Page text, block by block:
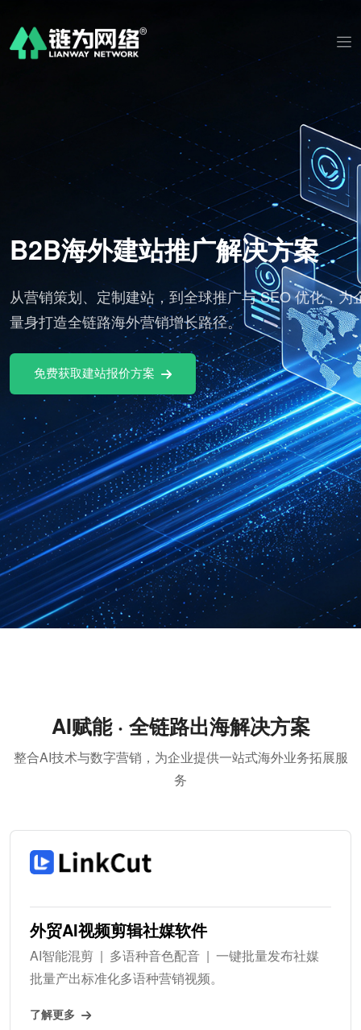
建站推广解决方案
制建站，到全球推广与 SEO 优化，为企业
海外营销增长路径。
报价方案
AI 视
标准化批量
分发全球渠
免费试用
AI赋能 · 全链路出海解决方案
整合AI技术与数字营销，为企业提供一站式海外业务拓展服
务
外贸AI视频剪辑社媒软件
AI智能混剪 | 多语种音色配音 | 一键批量发布社媒
批量产出标准化多语种营销视频。
了解更多